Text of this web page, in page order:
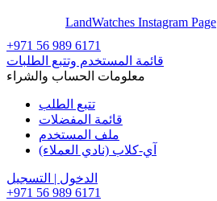
LandWatches Instagram Page
+971 56 989 6171
قائمة المستخدم وتتبع الطلبات
معلومات الحساب والشراء
تتبع الطلب
قائمة المفضلات
ملف المستخدم
آي-كلاب (نادي العملاء)
الدخول | التسجيل
+971 56 989 6171